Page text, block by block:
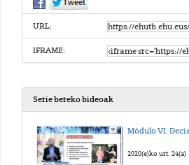
URL:
IFRAME:
Serie bereko bideoak
2020(e)ko urt. 24(a)